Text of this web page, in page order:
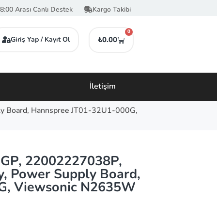
Arası Canlı Destek Kargo Takibi
Giriş Yap / Kayıt Ol ₺0.00
0
İletişim
Board, Hannspree JT01-32U1-000G,
22002227038P,
Power Supply Board,
Viewsonic N2635W